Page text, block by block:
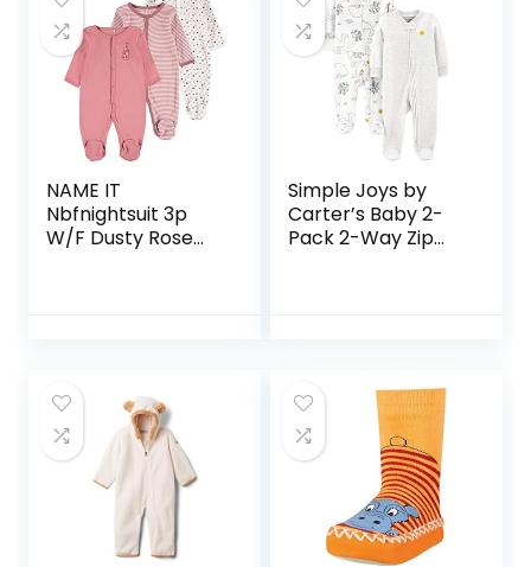
NAME IT
Nbfnightsuit 3p
W/F Dusty Rose
Simple Joys by
Carter’s Baby 2-
Pack 2-Way Zip